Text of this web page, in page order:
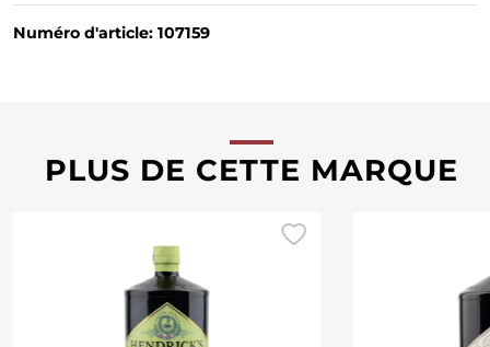
Numéro d'article: 107159
PLUS DE CETTE MARQUE